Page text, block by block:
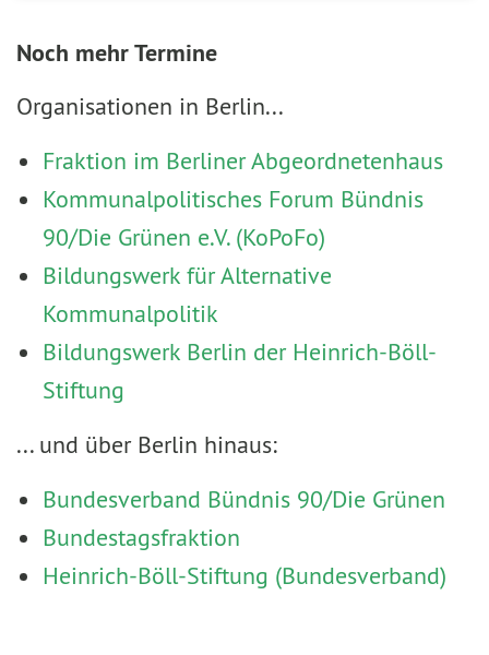
Noch mehr Termine
Organisationen in Berlin...
Fraktion im Berliner Abgeordnetenhaus
Kommunalpolitisches Forum Bündnis
90/Die Grünen e.V. (KoPoFo)
Bildungswerk für Alternative
Kommunalpolitik
Bildungswerk Berlin der Heinrich-Böll-
Stiftung
... und über Berlin hinaus:
Bundesverband Bündnis 90/Die Grünen
Bundestagsfraktion
Heinrich-Böll-Stiftung (Bundesverband)